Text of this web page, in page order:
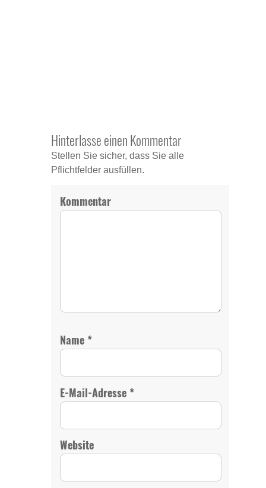
Hinterlasse einen Kommentar
Stellen Sie sicher, dass Sie alle
Pflichtfelder ausfüllen.
Kommentar
Name *
E-Mail-Adresse *
Website